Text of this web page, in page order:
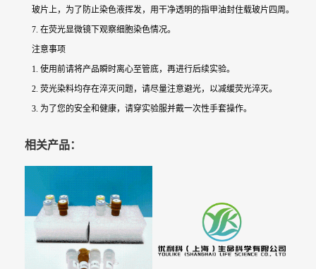
玻片上，为了防止染色液挥发，用干净透明的指甲油封住载玻片四周。
7. 在荧光显微镜下观察细胞染色情况。
注意事项
1. 使用前请将产品瞬时离心至管底，再进行后续实验。
2. 荧光染料均存在淬灭问题，请尽量注意避光，以减缓荧光淬灭。
3. 为了您的安全和健康，请穿实验服并戴一次性手套操作。
相关产品：